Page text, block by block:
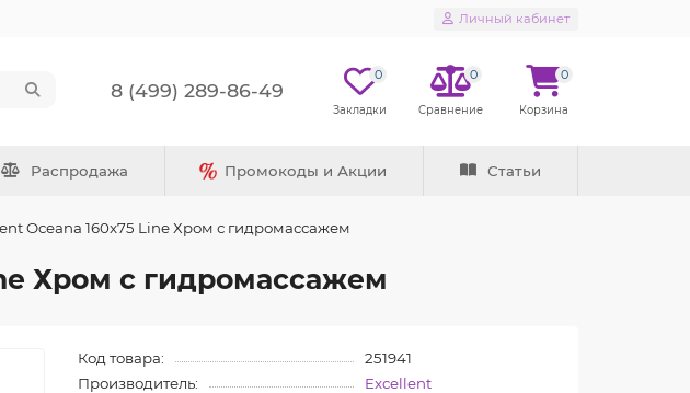
Личный кабинет
8 (499) 289-86-49
0 0 0
Распродажа Промокоды и Акции Статьи
Oceana 160x75 Line Хром с гидромассажем
Хром с гидромассажем
Код товара:
251941
Производитель:
Excellent